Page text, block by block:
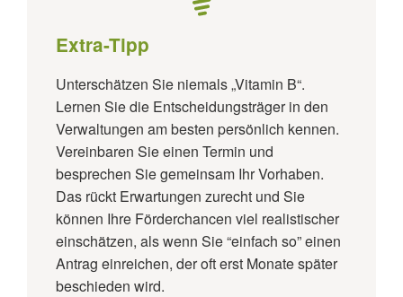
Extra-Tipp
Unterschätzen Sie niemals „Vitamin B“.
Lernen Sie die Entscheidungsträger in den
Verwaltungen am besten persönlich kennen.
Vereinbaren Sie einen Termin und
besprechen Sie gemeinsam Ihr Vorhaben.
Das rückt Erwartungen zurecht und Sie
können Ihre Förderchancen viel realistischer
einschätzen, als wenn Sie “einfach so” einen
Antrag einreichen, der oft erst Monate später
beschieden wird.